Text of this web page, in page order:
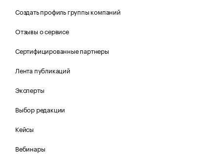
Создать профиль группы компаний
Отзывы о сервисе
Сертифицированные партнеры
Лента публикаций
Эксперты
Выбор редакции
Кейсы
Вебинары